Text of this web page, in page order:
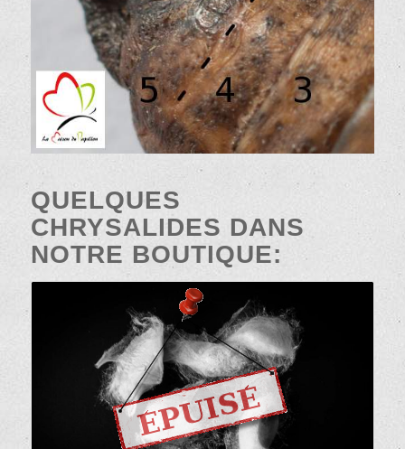
QUELQUES
CHRYSALIDES DANS
NOTRE BOUTIQUE: